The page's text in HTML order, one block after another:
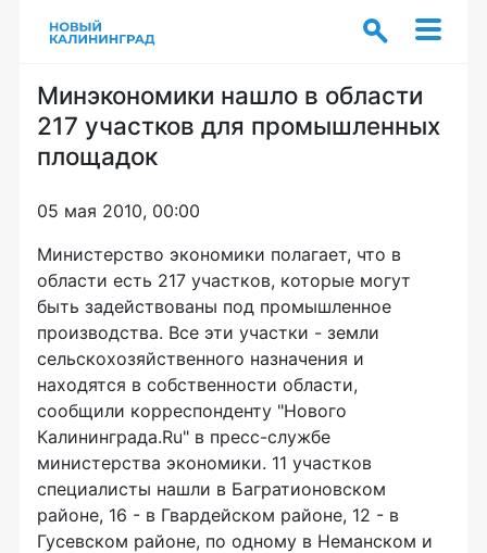
Минэкономики нашло в области
217 участков для промышленных
площадок
05 мая 2010, 00:00
Министерство экономики полагает, что в
области есть 217 участков, которые могут
быть задействованы под промышленное
производства. Все эти участки - земли
сельскохозяйственного назначения и
находятся в собственности области,
сообщили корреспонденту "Нового
Калининграда.Ru" в пресс-службе
министерства экономики. 11 участков
специалисты нашли в Багратионовском
районе, 16 - в Гвардейском районе, 12 - в
Гусевском районе, по одному в Неманском и